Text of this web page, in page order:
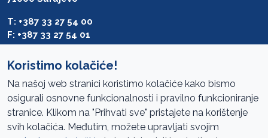
T: +387 33 27 54 00
F: +387 33 27 54 01
Pristup informacijama
Mapa sajta
Koristimo kolačiće!
Na našoj web stranici koristimo kolačiće kako bismo
osigurali osnovne funkcionalnosti i pravilno funkcioniranje
stranice. Klikom na "Prihvati sve" pristajete na korištenje
svih kolačića. Međutim, možete upravljati svojim